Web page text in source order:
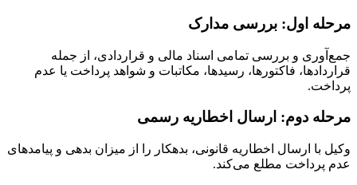
مرحله اول: بررسی مدارک
جمع‌آوری و بررسی تمامی اسناد مالی و قراردادی، از جمله
قراردادها، فاکتورها، رسیدها، مکاتبات و شواهد پرداخت یا عدم
پرداخت.
مرحله دوم: ارسال اخطاریه رسمی
وکیل با ارسال اخطاریه قانونی، بدهکار را از میزان بدهی و پیامدهای
عدم پرداخت مطلع می‌کند.